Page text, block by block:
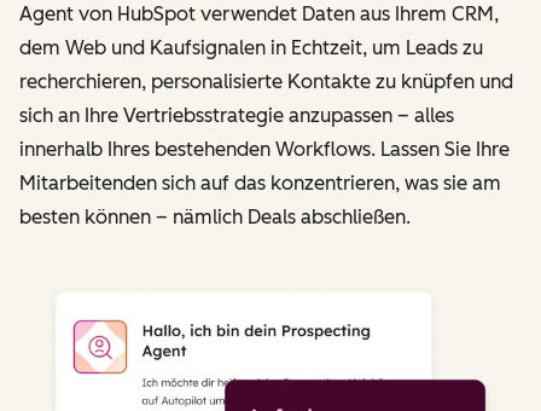
Agent von HubSpot verwendet Daten aus Ihrem CRM,
dem Web und Kaufsignalen in Echtzeit, um Leads zu
recherchieren, personalisierte Kontakte zu knüpfen und
sich an Ihre Vertriebsstrategie anzupassen – alles
innerhalb Ihres bestehenden Workflows. Lassen Sie Ihre
Mitarbeitenden sich auf das konzentrieren, was sie am
besten können – nämlich Deals abschließen.